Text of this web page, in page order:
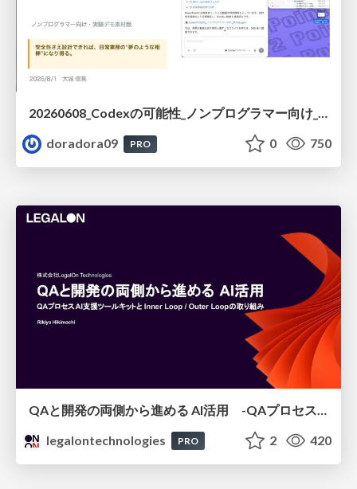
20260608_Codexの可能性_ノンプログラマー向け_大城追記
doradora09
PRO 0 750
legalontechnologies
PRO 2 420